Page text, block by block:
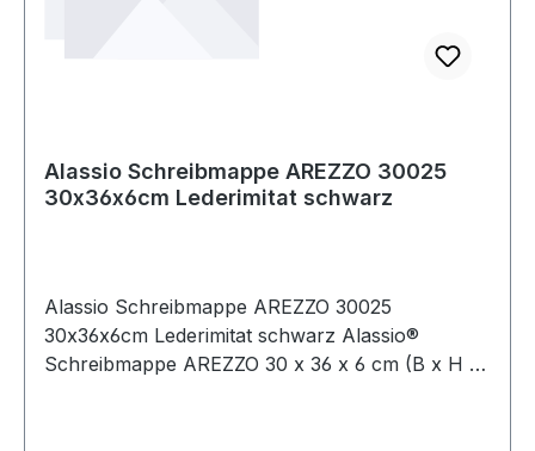
Alassio Schreibmappe AREZZO 30025
30x36x6cm Lederimitat schwarz
Alassio Schreibmappe AREZZO 30025
30x36x6cm Lederimitat schwarz Alassio®
Schreibmappe AREZZO 30 x 36 x 6 cm (B x H x